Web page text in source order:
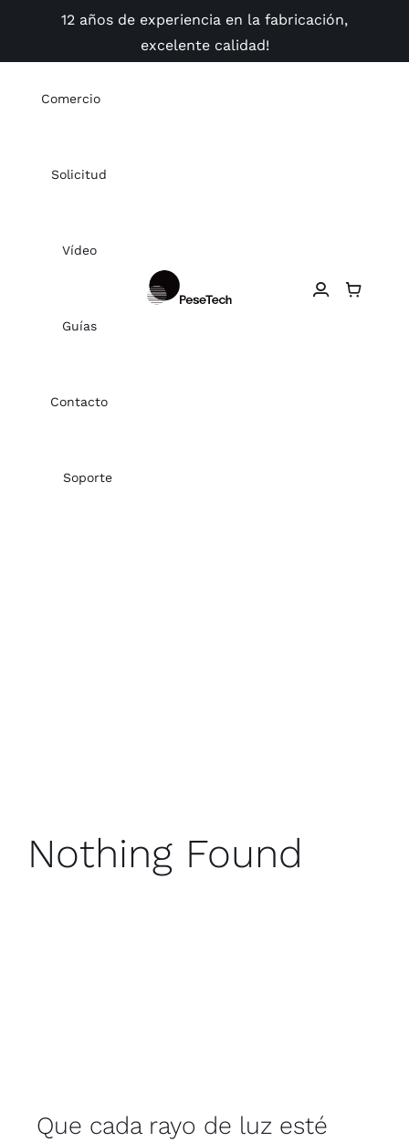
content
12 años de experiencia en la fabricación,
excelente calidad!
Comercio
Solicitud
Vídeo
Guías
Contacto
Soporte
Nothing Found
Que cada rayo de luz esté